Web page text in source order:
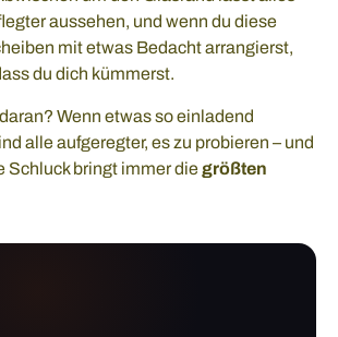
aussehen, und wenn du diese
mit etwas Bedacht arrangierst,
du dich kümmerst.
Wenn etwas so einladend
alle aufgeregter, es zu probieren – und
Schluck bringt immer diegrößten